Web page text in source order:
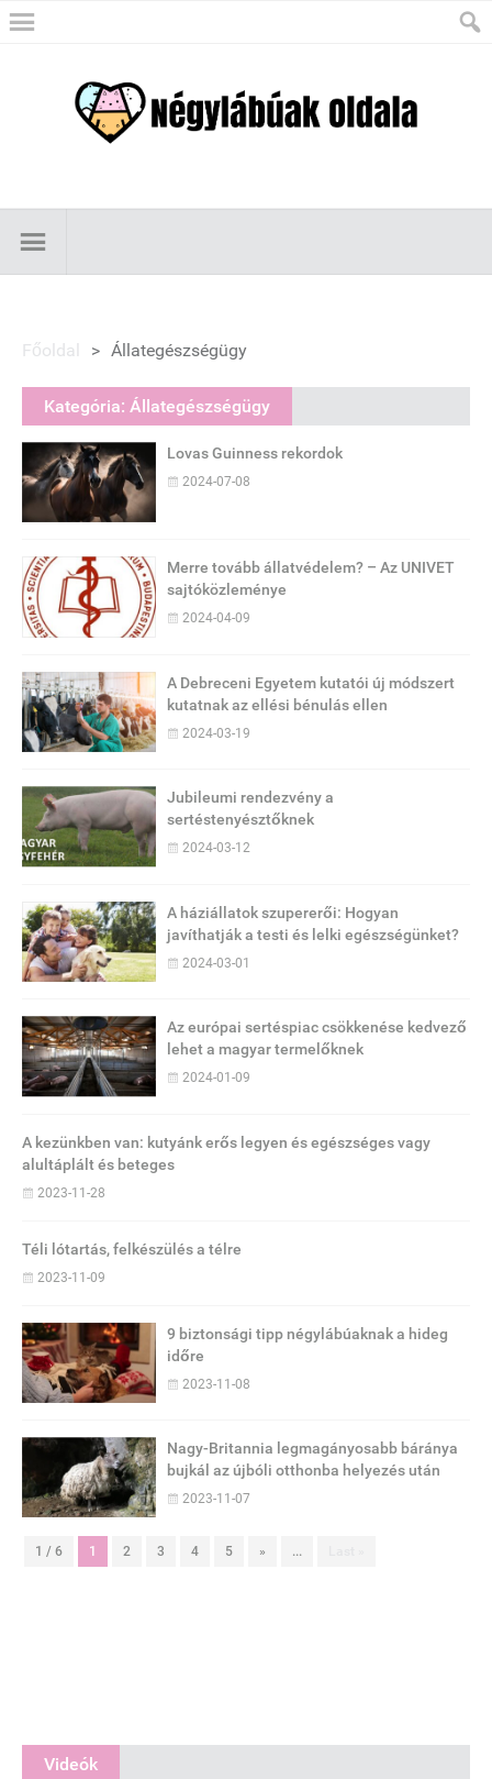
Főoldal > Állategészségügy
Kategória: Állategészségügy
Lovas Guinness rekordok
2024-07-08
Merre tovább állatvédelem? – Az UNIVET
sajtóközleménye
2024-04-09
A Debreceni Egyetem kutatói új módszert
kutatnak az ellési bénulás ellen
2024-03-19
Jubileumi rendezvény a
sertéstenyésztőknek
2024-03-12
A háziállatok szupererői: Hogyan
javíthatják a testi és lelki egészségünket?
2024-03-01
Az európai sertéspiac csökkenése kedvező
lehet a magyar termelőknek
2024-01-09
A kezünkben van: kutyánk erős legyen és egészséges vagy
alultáplált és beteges
2023-11-28
Téli lótartás, felkészülés a télre
2023-11-09
9 biztonsági tipp négylábúaknak a hideg
időre
2023-11-08
Nagy-Britannia legmagányosabb báránya
bujkál az újbóli otthonba helyezés után
2023-11-07
1 / 6 1 2 3 4 5 » ...
Videók